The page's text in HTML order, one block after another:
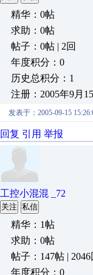
精华：0帖
求助：0帖
帖子：0帖 | 2回
年度积分：0
历史总积分：1
注册：2005年9月
发表于：2005-09-15
回复 引用 举报
工控小混混 _72
关注 私信
精华：1帖
求助：0帖
帖子：147帖 | 2046
年度积分：0